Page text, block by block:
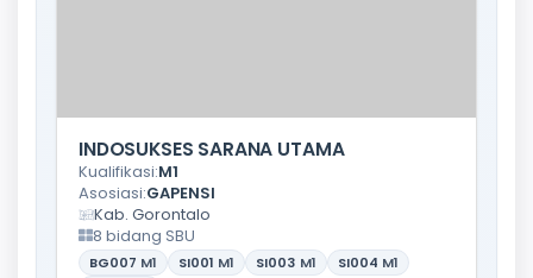
INDOSUKSES SARANA UTAMA
Kualifikasi:M1
Asosiasi:GAPENSI
Kab. Gorontalo
8 bidang SBU
BG007 M1 SI001 M1 SI003 M1 SI004 M1